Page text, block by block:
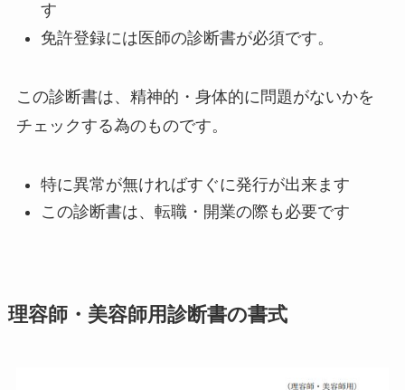
す
免許登録には医師の診断書が必須です。
この診断書は、精神的・身体的に問題がないかを
チェックする為のものです。
特に異常が無ければすぐに発行が出来ます
この診断書は、転職・開業の際も必要です
理容師・美容師用診断書の書式